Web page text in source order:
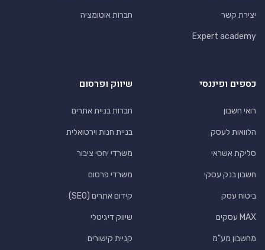
יצירת קשר
Expert academy
חברות אוטומציה
כספים ופיננסי
רואי חשבון
הלוואות לעסק
סליקת אשראי
חשבון בנק עסקי
ביטוח עסק
MAX עסקים
מחשבון מע"מ
שיווק ופרסום
חברות בניית אתרים
בניית חנות וירטואלית
משרדי יחסי ציבור
משרדי פרסום
קידום אתרים (SEO)
שיווק דיגיטלי
קניית קישורים